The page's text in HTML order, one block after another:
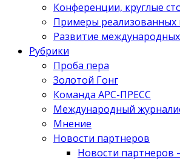
Конференции, круглые
Примеры реализованных
Развитие международных
Рубрики
Проба пера
Золотой Гонг
Команда АРС-ПРЕСС
Международный
Мнение
Новости партнеров
Новости партнеров